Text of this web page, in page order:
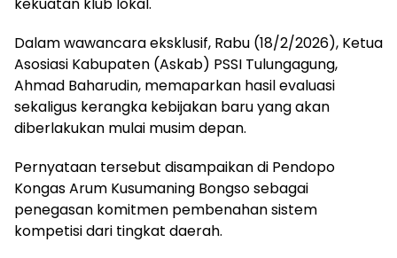
Dalam wawancara eksklusif, Rabu (18/2/2026), Ketua
Asosiasi Kabupaten (Askab) PSSI Tulungagung,
Ahmad Baharudin, memaparkan hasil evaluasi
sekaligus kerangka kebijakan baru yang akan
diberlakukan mulai musim depan.
Pernyataan tersebut disampaikan di Pendopo
Kongas Arum Kusumaning Bongso sebagai
penegasan komitmen pembenahan sistem
kompetisi dari tingkat daerah.